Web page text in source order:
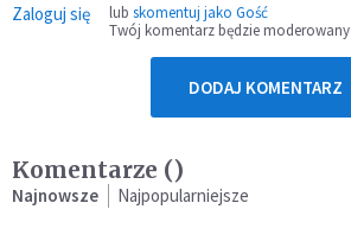
Zaloguj się lub skomentuj jako Gość
Twój komentarz będzie moderowany
DODAJ KOMENTARZ
Komentarze ()
Najnowsze Najpopularniejsze